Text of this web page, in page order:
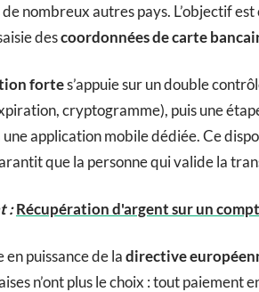
nombreux autres pays. L’objectif
descoordonnées de carte
fortes’appuie sur un double
cryptogramme), puis une
une application mobile dédiée. Ce
que la personne qui valide la
:Récupération d'argent sur un
puissance de ladirective
n’ont plus le choix : tout paiement